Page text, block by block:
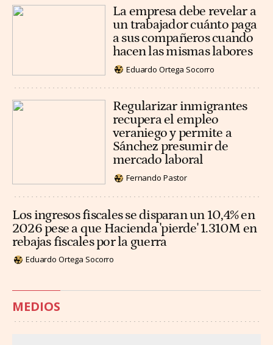
La empresa debe revelar a
un trabajador cuánto paga
a sus compañeros cuando
hacen las mismas labores
Eduardo Ortega Socorro
Regularizar inmigrantes
recupera el empleo
veraniego y permite a
Sánchez presumir de
mercado laboral
Fernando Pastor
Los ingresos fiscales se disparan un 10,4% en
2026 pese a que Hacienda 'pierde' 1.310M en
rebajas fiscales por la guerra
Eduardo Ortega Socorro
MEDIOS